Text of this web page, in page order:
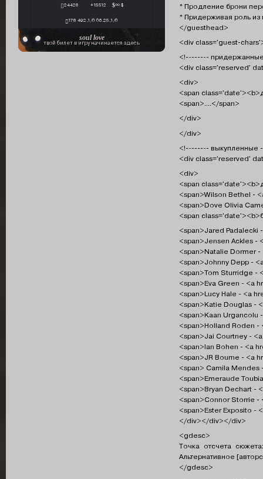
24428 +15512 ∞ $
178 492,1/0 06.25,1/0
soul love
твой билет в игру начинается здесь
* Продление брони
* Придерживая роль
</guesthead>
<div class='guest-
<!--------
<div class='reserved'
<div>
<span
<span>....</span>
</div>
</div>
<!-------- выкупленные
<div class='reserved'
<div>
<span
<span>Wilson Bethel -
<span>Dove Olivia
<span
<span>Jared Padalecki
<span>Jensen Ackles -
<span>Natalie Dormer
<span>Johnny Depp -
<span>Tom Sturridge -
<span>Eva Green - <a
<span>Lucy Hale - <a
<span>Katie Douglas -
<span>Kaan Urgancolu
<span>Holland Roden
<span>Jai Courtney -
<span>Ian Bohen - <a
<span>JR Bourne - <a
<span> Camila
<span>Emeraude
<span>Bryan Dechart -
<span>Connor Storrie -
<span>Ester Exposito -
</div></div></div>
<gdesc>
Точка отсчета
Альтернативное
</gdesc>